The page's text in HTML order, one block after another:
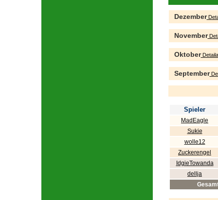
Dezember
November
Oktober
September
Spieler
MadEagle
Sukie
wolle12
Zuckerengel
IdgieTowanda
dellja